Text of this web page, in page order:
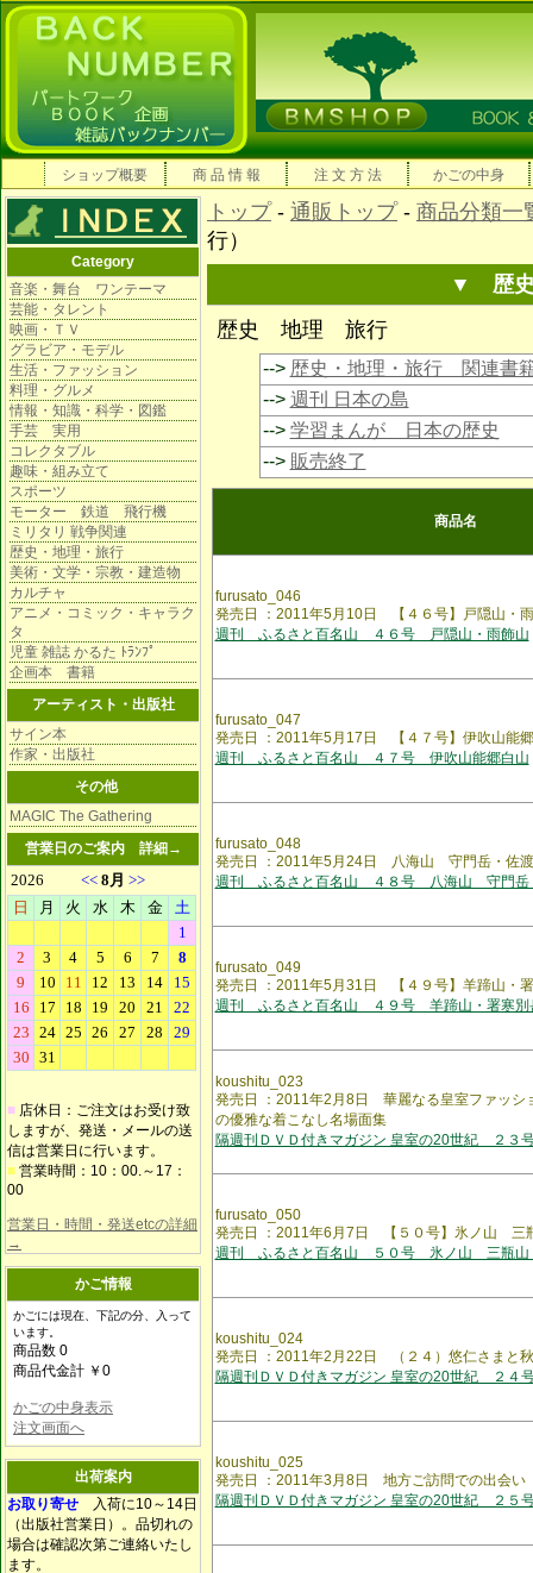
ショップ概要 商 品 情 報 注 文 方 法 かごの中身
Category
音楽・舞台 ワンテーマ
芸能・タレント
映画・ＴＶ
グラビア・モデル
生活・ファッション
料理・グルメ
情報・知識・科学・図鑑
手芸 実用
コレクタブル
趣味・組み立て
スポーツ
モーター 鉄道 飛行機
ミリタリ 戦争関連
歴史・地理・旅行
美術・文学・宗教・建造物
カルチャ
アニメ・コミック・キャラク
タ
児童 雑誌 かるた ﾄﾗﾝﾌﾟ
企画本 書籍
アーティスト・出版社
サイン本
作家・出版社
その他
MAGIC The Gathering
営業日のご案内 詳細→
■ 店休日：ご注文はお受け致
しますが、発送・メールの送
信は営業日に行います。
■ 営業時間：10：00.～17：
00
営業日・時間・発送etcの詳細
→
かご情報
かごには現在、下記の分、入って
います。
商品数 0
商品代金計 ￥0
かごの中身表示
注文画面へ
出荷案内
お取り寄せ 入荷に10～14日
（出版社営業日）。品切れの
場合は確認次第ご連絡いたし
ます。
トップ- 通販トップ- 商品分類一
行）
▼ 歴
歴史 地理 旅行
--> 歴史・地理・旅行 関連書
--> 週刊 日本の島
--> 学習まんが 日本の歴史
--> 販売終了
商品名
furusato_046
発売日 ：2011年5月10日 【４６号】戸隠山・
週刊 ふるさと百名山 ４６号 戸隠山・雨飾山
furusato_047
発売日 ：2011年5月17日 【４７号】伊吹山能
週刊 ふるさと百名山 ４７号 伊吹山能郷白山
furusato_048
発売日 ：2011年5月24日 八海山 守門岳・佐
週刊 ふるさと百名山 ４８号 八海山 守門岳
furusato_049
発売日 ：2011年5月31日 【４９号】羊蹄山・
週刊 ふるさと百名山 ４９号 羊蹄山・署寒別
koushitu_023
発売日 ：2011年2月8日 華麗なる皇室ファッ
の優雅な着こなし名場面集
隔週刊ＤＶＤ付きマガジン 皇室の20世紀 ２３
furusato_050
発売日 ：2011年6月7日 【５０号】氷ノ山 三
週刊 ふるさと百名山 ５０号 氷ノ山 三瓶山
koushitu_024
発売日 ：2011年2月22日 （２４）悠仁さまと
隔週刊ＤＶＤ付きマガジン 皇室の20世紀 ２４
koushitu_025
発売日 ：2011年3月8日 地方ご訪問での出会い
隔週刊ＤＶＤ付きマガジン 皇室の20世紀 ２５